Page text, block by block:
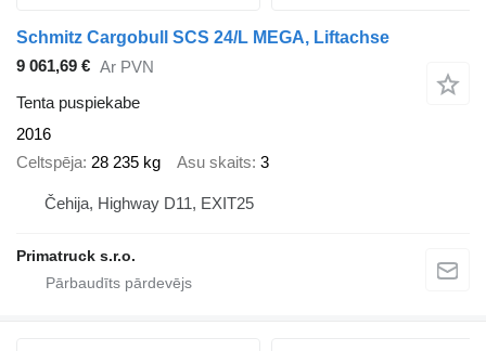
Schmitz Cargobull SCS 24/L MEGA, Liftachse
9 061,69 € Ar PVN
Tenta puspiekabe
2016
Celtspēja 28 235 kg Asu skaits 3
Čehija, Highway D11, EXIT25
Primatruck s.r.o.